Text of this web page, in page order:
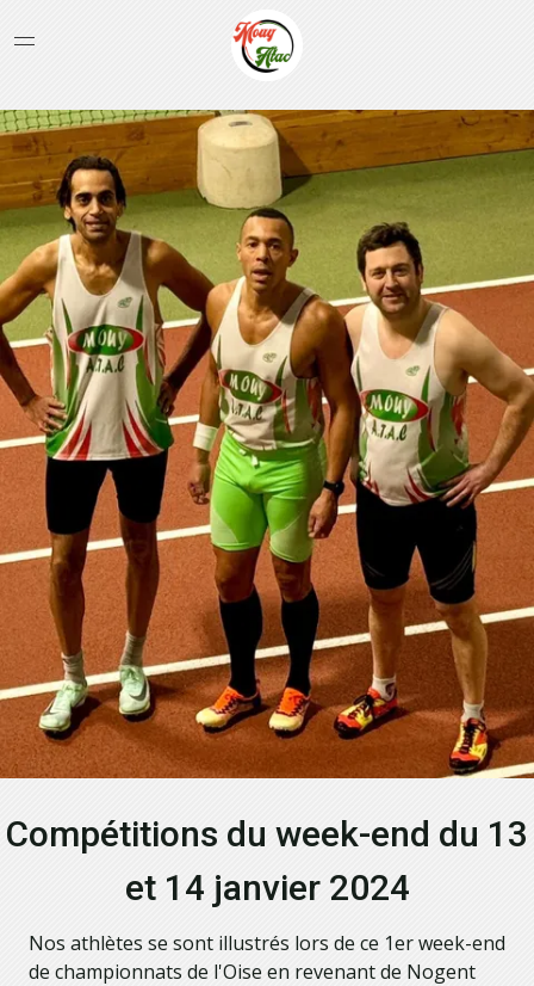
Compétitions du week-end du 13
et 14 janvier 2024
Nos athlètes se sont illustrés lors de ce 1er week-end
de championnats de l'Oise en revenant de Nogent